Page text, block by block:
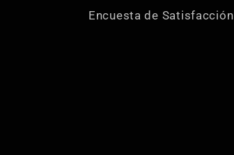
Encuesta de Satisfacción